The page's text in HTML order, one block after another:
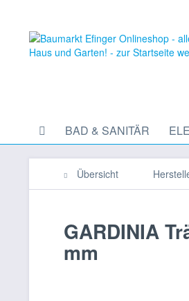
BAD & SANITÄR
Übersicht
GARDINIA
mm